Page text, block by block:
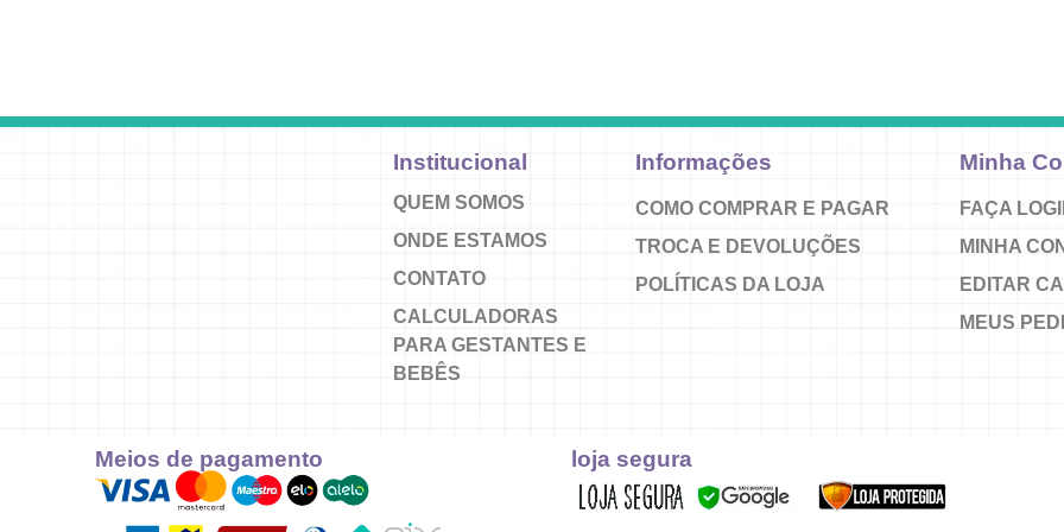
Institucional
QUEM SOMOS
ONDE ESTAMOS
CONTATO
CALCULADORAS
PARA GESTANTES E
BEBÊS
Informações
COMO COMPRAR E PAGAR
TROCA E DEVOLUÇÕES
POLÍTICAS DA LOJA
Minha
FAÇA
MINHA
EDITAR
MEUS
Meios de pagamento loja segura